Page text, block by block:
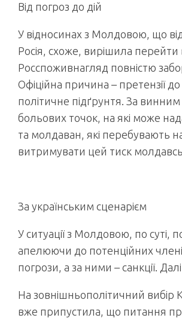
Від погроз до дій
У відносинах з Молдовою, що
Росія, схоже, вирішила перейти
Росспоживнагляд повністю
Офіційна причина – претензії
політичне підґрунтя. За
больових точок, на які може
та молдаван, які перебувають
витримувати цей тиск
За українським сценарієм
У ситуації з Молдовою, по суті,
апелюючи до потенційних
погрози, а за ними – санкції.
На зовнішньополітичний вибір
вже припустила, що питання